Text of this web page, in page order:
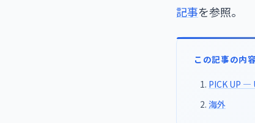
記事を参照。
この記事の内
PICK UP —
海外